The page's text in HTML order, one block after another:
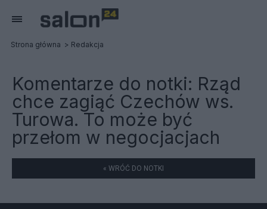
Strona główna Redakcja
Komentarze do notki: Rząd
chce zagiąć Czechów ws.
Turowa. To może być
przełom w negocjacjach
« WRÓĆ DO NOTKI